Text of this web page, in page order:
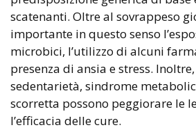
scatenanti. Oltre al sovrappeso
importante in questo senso
microbici, l’utilizzo di alcuni
presenza di ansia e stress.
sedentarietà, sindrome
scorretta possono peggiorare le
l’efficacia delle cure.